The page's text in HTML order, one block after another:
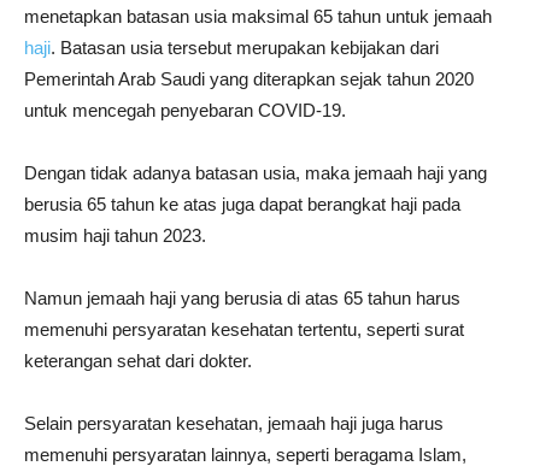
menetapkan batasan usia maksimal 65 tahun untuk jemaah
haji. Batasan usia tersebut merupakan kebijakan dari
Pemerintah Arab Saudi yang diterapkan sejak tahun 2020
untuk mencegah penyebaran COVID-19.
Dengan tidak adanya batasan usia, maka jemaah haji yang
berusia 65 tahun ke atas juga dapat berangkat haji pada
musim haji tahun 2023.
Namun jemaah haji yang berusia di atas 65 tahun harus
memenuhi persyaratan kesehatan tertentu, seperti surat
keterangan sehat dari dokter.
Selain persyaratan kesehatan, jemaah haji juga harus
memenuhi persyaratan lainnya, seperti beragama Islam,